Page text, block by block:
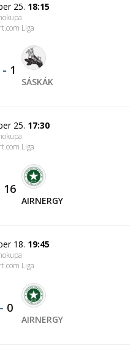
25. 18:15
Liga
- 1
SÁSKÁK
25. 17:30
Liga
16
AIRNERGY
18. 19:45
Liga
- 0
AIRNERGY